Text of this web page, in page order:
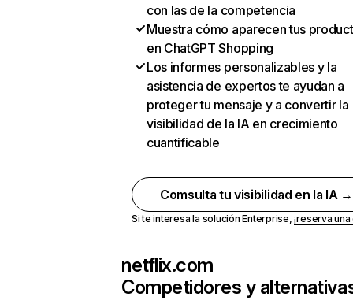
con las de la competencia
Muestra cómo aparecen tus
en ChatGPT Shopping
Los informes personalizables y la
asistencia de expertos te ayudan a
proteger tu mensaje y a convertir la
visibilidad de la IA en crecimiento
cuantificable
Comsulta tu visibilidad en la IA →
Si te interesa la solución Enterprise,¡reserva
netflix.com
Competidores y